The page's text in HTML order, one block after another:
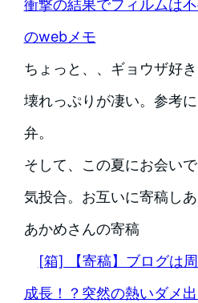
衝撃の結果でフィルムは
のwebメモ
ちょっと、、ギョウザ好
壊れっぷりが凄い。参考
弁。
そして、この夏にお会い
気投合。お互いに寄稿しあ
あかめさんの寄稿
[箱] 【寄稿】ブログは
成長！？突然の熱いダメ